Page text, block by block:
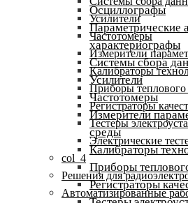
Усилители
Частотомеры
Измерители
Калибраторы
Приборы теплового
Регистраторы
Тестеры
Электрические
col_4
Решения для
Автоматизированные
Осциллографы
Параметрические
характериографы
Системы сбора
Усилители
Частотомеры
Измерители
среды
Калибраторы
Приборы
Регистраторы